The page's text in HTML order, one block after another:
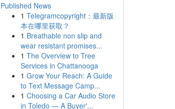
Published News
1 Telegramcopyright：最新版
本在哪里获取？
1 Breathable non slip and
wear resistant promises...
1 The Overview to Tree
Services in Chattanooga
1 Grow Your Reach: A Guide
to Text Message Camp...
1 Choosing a Car Audio Store
in Toledo — A Buyer'...